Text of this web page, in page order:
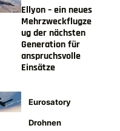
Ellyon – ein neues
Mehrzweckflugze
ug der nächsten
Generation für
anspruchsvolle
Einsätze
Eurosatory
Drohnen